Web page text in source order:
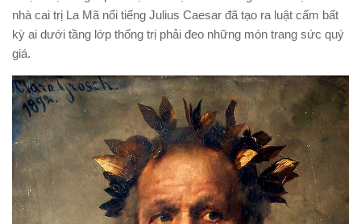
nhà cai trị La Mã nổi tiếng Julius Caesar đã tạo ra luật cấm bất
kỳ ai dưới tầng lớp thống trị phải đeo những món trang sức quý
giá.